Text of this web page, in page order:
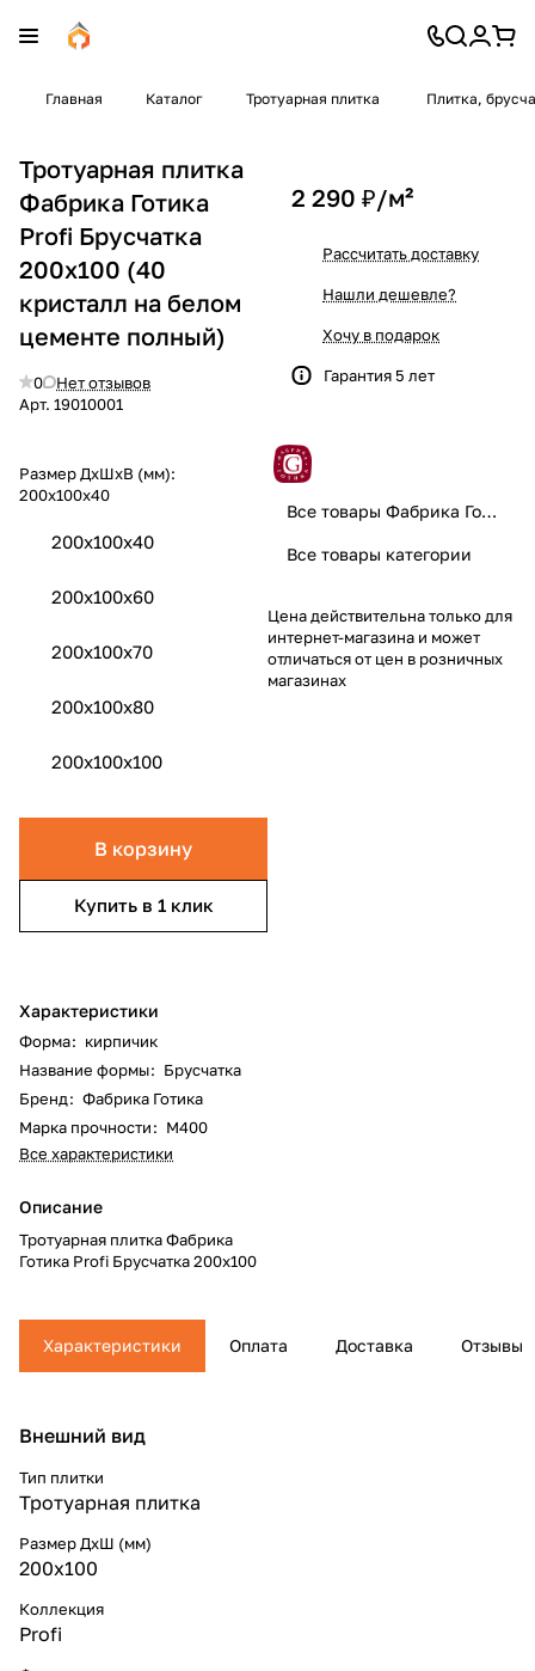
Главная Каталог Тротуарная плитка Плитка,
Тротуарная плитка
Фабрика Готика
Profi Брусчатка
200х100 (40
кристалл на белом
цементе полный)
0
Нет отзывов
Арт. 19010001
Размер ДхШхВ (мм):
200х100х40
200х100х40
200x100x60
200x100x70
200x100x80
200x100x100
В корзину
Купить в 1 клик
Характеристики
Форма: кирпичик
Название формы: Брусчатка
Бренд: Фабрика Готика
Марка прочности: М400
Все характеристики
Описание
Тротуарная плитка Фабрика
Готика Profi Брусчатка 200х100
2 290 ₽/м²
Рассчитать доставку
Нашли дешевле?
Хочу в подарок
Гарантия 5 лет
Все товары Фабрика Готика
Все товары категории
Цена действительна только для
интернет-магазина и может
отличаться от цен в розничных
магазинах
Характеристики Оплата Доставка Отзывы
Внешний вид
Тип плитки
Тротуарная плитка
Размер ДхШ (мм)
200х100
Коллекция
Profi